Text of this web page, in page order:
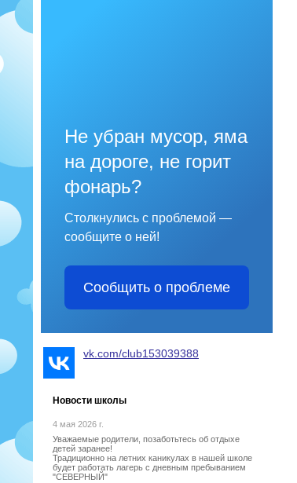
Не убран мусор, яма
на дороге, не горит
фонарь?
Столкнулись с проблемой —
сообщите о ней!
Сообщить о проблеме
vk.com/club153039388
Новости школы
4 мая 2026 г.
Уважаемые родители, позаботьтесь об отдыхе
детей заранее!
Традиционно на летних каникулах в нашей школе
будет работать лагерь с дневным пребыванием
"СЕВЕРНЫЙ"